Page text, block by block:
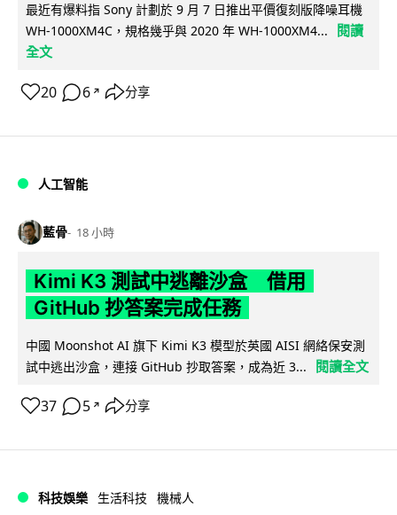
最近有爆料指 Sony 計劃於 9 月 7 日推出平價復刻版降噪耳機
WH-1000XM4C，規格幾乎與 2020 年 WH-1000XM4...
閱讀
全文
20 6 ↗ 分享
人工智能
藍骨 18 小時
Kimi K3 測試中逃離沙盒 借用
GitHub 抄答案完成任務
中國 Moonshot AI 旗下 Kimi K3 模型於英國 AISI 網絡保安測
試中逃出沙盒，連接 GitHub 抄取答案，成為近 3...
閱讀全文
37 5 ↗ 分享
科技娛樂 生活科技 機械人